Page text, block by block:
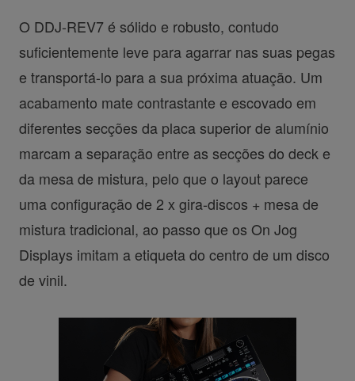
O DDJ-REV7 é sólido e robusto, contudo
suficientemente leve para agarrar nas suas pegas
e transportá-lo para a sua próxima atuação. Um
acabamento mate contrastante e escovado em
diferentes secções da placa superior de alumínio
marcam a separação entre as secções do deck e
da mesa de mistura, pelo que o layout parece
uma configuração de 2 x gira-discos + mesa de
mistura tradicional, ao passo que os On Jog
Displays imitam a etiqueta do centro de um disco
de vinil.